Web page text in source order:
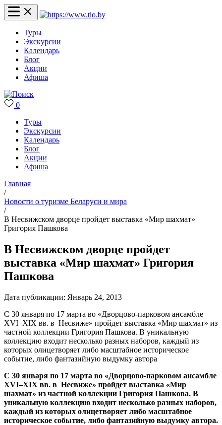
Туры
Экскурсии
Календарь
Блог
Акции
Афиша
0
Туры
Экскурсии
Календарь
Блог
Акции
Афиша
Главная
/
Новости о туризме Беларуси и мира
/
В Несвижском дворце пройдет выставка «Мир шахмат»
Григория Пашкова
В Несвижском дворце пройдет
выставка «Мир шахмат» Григория
Пашкова
Дата публикации: Январь 24, 2013
С 30 января по 17 марта во «Дворцово-парковом ансамбле
XVI–XIX вв. в Несвиже» пройдет выставка «Мир шахмат» из
частной коллекции Григория Пашкова. В уникальную
коллекцию входит несколько разных наборов, каждый из
которых олицетворяет либо масштабное историческое
событие, либо фантазийную выдумку автора
С 30 января по 17 марта во «Дворцово-парковом ансамбле
XVI–XIX вв. в Несвиже» пройдет выставка «Мир
шахмат» из частной коллекции Григория Пашкова. В
уникальную коллекцию входит несколько разных наборов,
каждый из которых олицетворяет либо масштабное
историческое событие, либо фантазийную выдумку автора.